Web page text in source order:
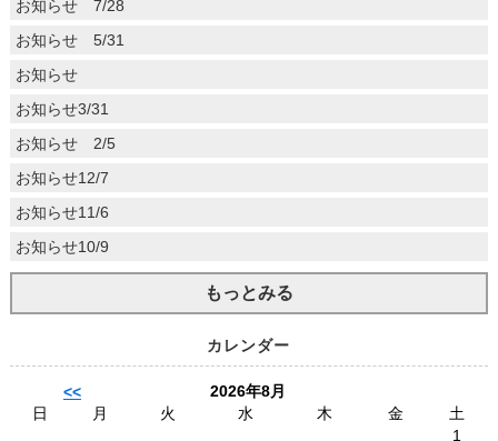
お知らせ 7/28
お知らせ 5/31
お知らせ
お知らせ3/31
お知らせ 2/5
お知らせ12/7
お知らせ11/6
お知らせ10/9
もっとみる
カレンダー
<<
2026年8月
日
月 火 水 木 金
土
1